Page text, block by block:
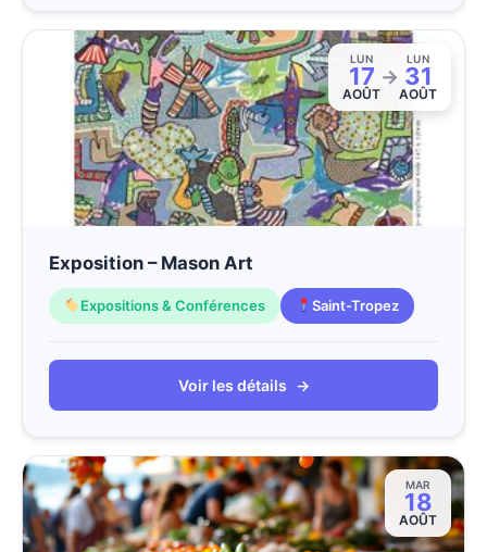
LUN
17
AOÛT
→
LUN
31
AOÛT
Exposition – Mason Art
Expositions & Conférences Saint-Tropez
Voir les détails →
MAR
18
AOÛT